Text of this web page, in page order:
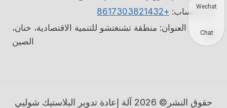
واتساب: +8617303821432
العنوان: منطقة تشنغتشو للتنمية الاقتصادية، خنان،
الصين
حقوق النشر© 2026 آلة إعادة تدوير البلاستيك شوليي
Wechat
Chat